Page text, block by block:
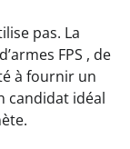
pas. La
FPS , de
à fournir un
candidat idéal